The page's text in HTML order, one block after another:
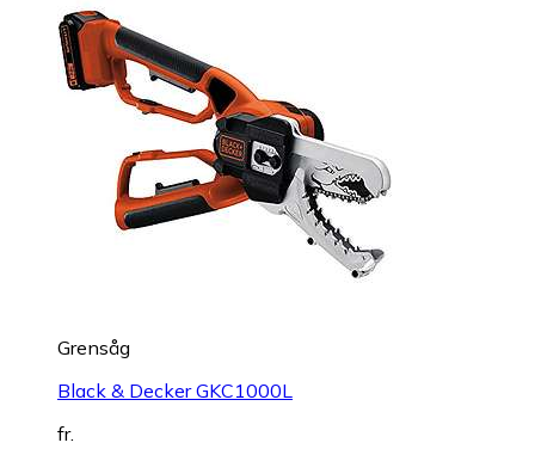
Grensåg
Black & Decker GKC1000L
fr.